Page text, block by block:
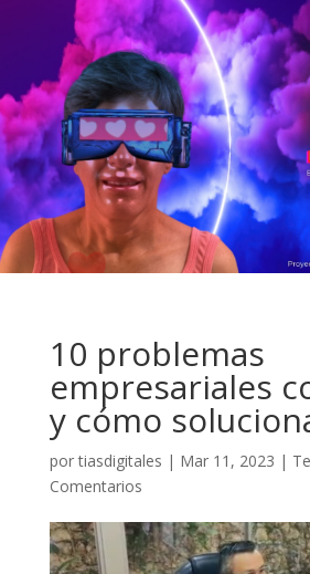
10 problemas
empresariales
y cómo
portiasdigitales | Mar 11, 2023 |
Comentarios